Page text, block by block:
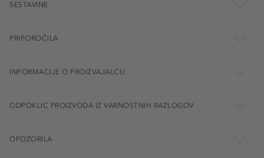
SESTAVINE
PRIPOROČILA
INFORMACIJE O PROIZVAJALCU
ODPOKLIC PROIZVODA IZ VARNOSTNIH RAZLOGOV
OPOZORILA